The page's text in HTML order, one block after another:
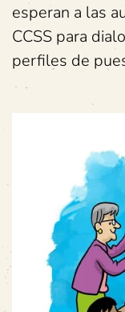
esperan a las
CCSS para
perfiles de